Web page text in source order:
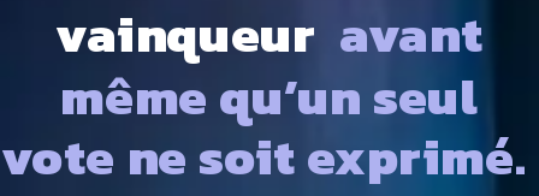
vainqueur avant
même qu’un seul
vote ne soit exprimé.